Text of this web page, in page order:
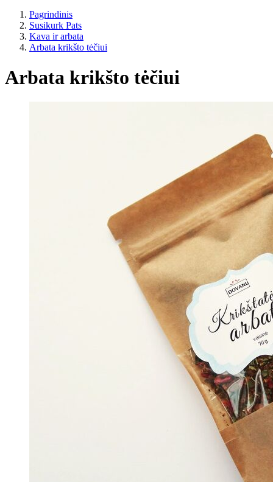
Pagrindinis
Susikurk Pats
Kava ir arbata
Arbata krikšto tėčiui
Arbata krikšto tėčiui